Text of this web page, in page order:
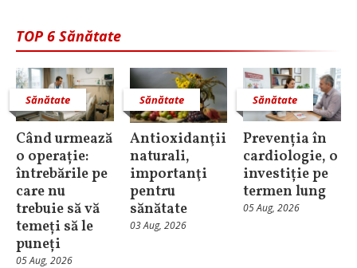
TOP 6 Sănătate
Sănătate
Când urmează
o operație:
întrebările pe
care nu
trebuie să vă
temeți să le
puneți
05 Aug, 2026
Sănătate
Antioxidanţii
naturali,
importanţi
pentru
sănătate
03 Aug, 2026
Sănătate
Prevenția în
cardiologie, o
investiție pe
termen lung
05 Aug, 2026